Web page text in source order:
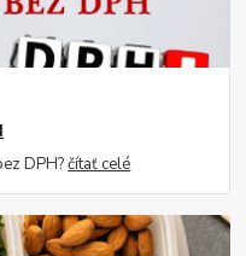
DPH?čítať celé